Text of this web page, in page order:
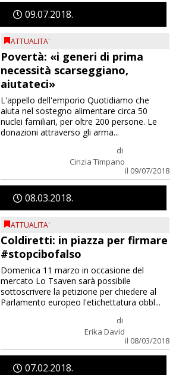
0907 2018
ATTUALITA'
Povertà: «i generi di prima
necessità scarseggiano,
aiutateci»
di
Cinzia Timpano
il 09/07/2018
L'appello dell'emporio Quotidiamo che
aiuta nel sostegno alimentare circa 50
nuclei familiari, per oltre 200 persone. Le
donazioni attraverso gli arma...
0803 2018
ATTUALITA'
Coldiretti: in piazza per firmare
#stopcibofalso
di
Erika David
il 08/03/2018
Domenica 11 marzo in occasione del
mercato Lo Tsaven sarà possibile
sottoscrivere la petizione per chiedere al
Parlamento europeo l'etichettatura obbl...
0702 2018